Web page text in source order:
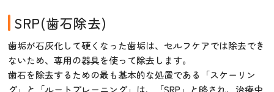
SRP(歯石除去)
歯垢が石灰化して硬くなった歯垢は、セルフケアでは除去でき
ないため、専用の器具を使って除去します。
歯石を除去するための最も基本的な処置である「スケーリン
グ」と「ルートプレーニング」は、「SRP」と略され、治療中